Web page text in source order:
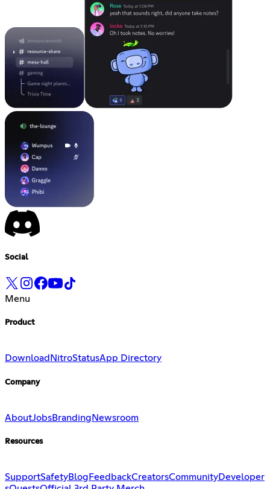
Social
Menu
Product
Download NitroStatusApp Directory
Company
AboutJobsBranding Newsroom
Resources
SupportSafetyBlog FeedbackCreatorsCommunityDeveloper